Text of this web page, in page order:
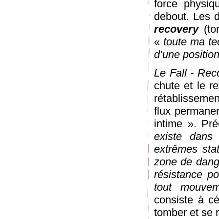
force
debout. Les
recovery
« toute ma
d’une
Le Fall -
chute et le
flux
intime ».
existe
extrêmes
zone de
résistance
tout
consiste à
tomber et se